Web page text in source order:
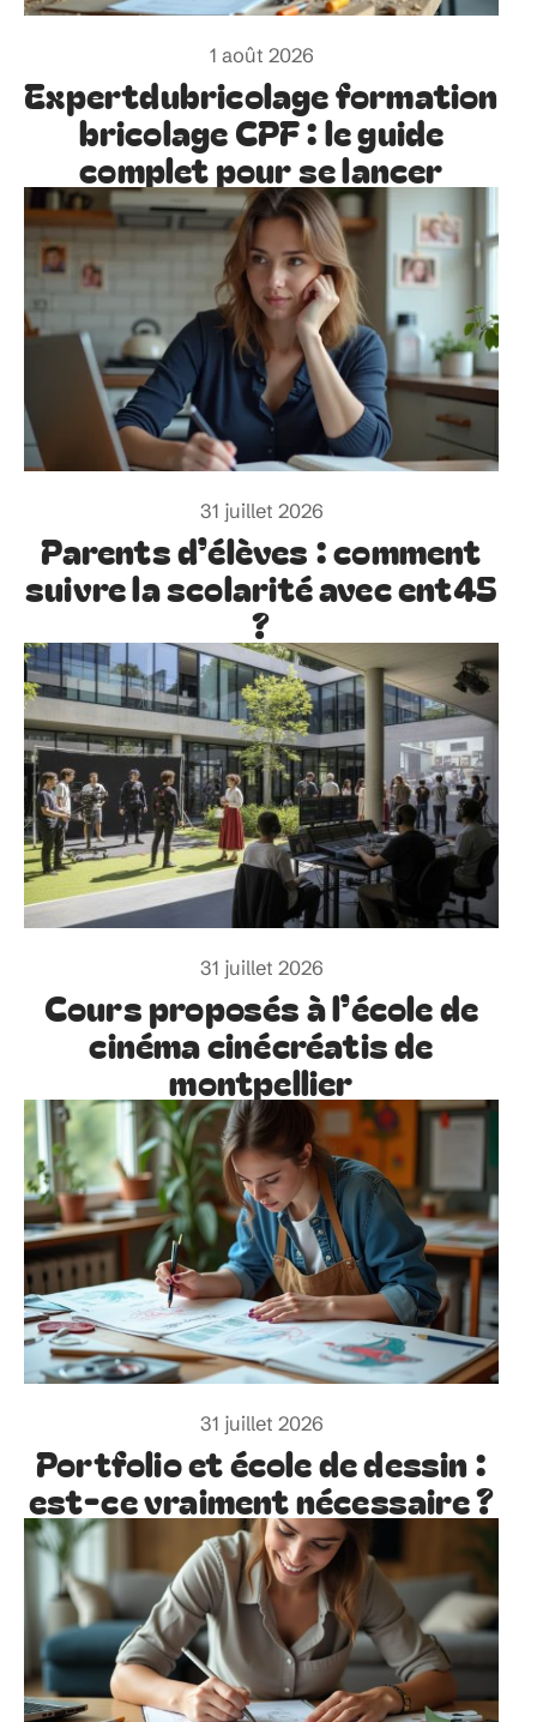
1 août 2026
Expertdubricolage formation
bricolage CPF : le guide
complet pour se lancer
31 juillet 2026
Parents d’élèves : comment
suivre la scolarité avec ent45
?
31 juillet 2026
Cours proposés à l’école de
cinéma cinécréatis de
montpellier
31 juillet 2026
Portfolio et école de dessin :
est-ce vraiment nécessaire ?